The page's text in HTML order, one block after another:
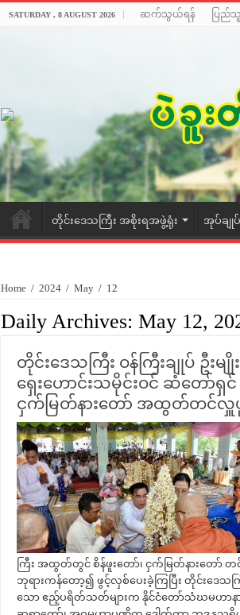
SATURDAY , 8 AUGUST 2026 ဆက်သွယ်ရန် ပြ
တိုင်းဒေသကြီး အစိုးရအဖွဲ့ရုံး အုပ်ချုပ်
Home / 2024 / May / 12
Daily Archives: May 12,
တိုင်းဒေသကြီး ဝန်ကြီးချုပ် ဦးမ
ရှေးဟောင်းသမိုင်းဝင် ဆံတော်ရှ
ငှက်မြတ်နားတော် အထွတ်တင်လှူပူ
ကြီး အထွတ်တွင် စိန်ဖူးတော်၊ ငှက်မြတ်နားတော်
ဘုရားကန်တော့၍ ဖွင့်လှစ်ပေးခဲ့ကြပြီး တိုင်းဒေသကြီ
သော ဧည့်ပရိတ်သတ်များက နိုင်ငံတော်သံဃမဟာ